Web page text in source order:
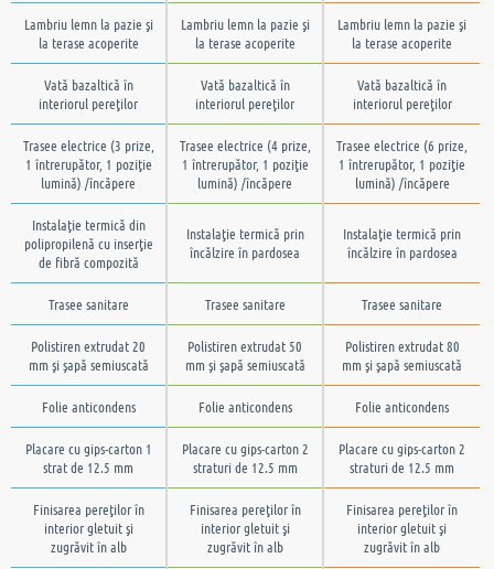
Lambriu lemn la pazie şi
la terase acoperite
Lambriu lemn la pazie şi
la terase acoperite
Lambriu lemn la pazie şi
la terase acoperite
Vată bazaltică în
interiorul pereţilor
Vată bazaltică în
interiorul pereţilor
Vată bazaltică în
interiorul pereţilor
Trasee electrice (3 prize,
1 întrerupător, 1 poziţie
lumină) /încăpere
Trasee electrice (4 prize,
1 întrerupător, 1 poziţie
lumină) /încăpere
Trasee electrice (6 prize,
1 întrerupător, 1 poziţie
lumină) /încăpere
Instalaţie termică din
polipropilenă cu inserţie
de fibră compozită
Instalaţie termică prin
încălzire în pardosea
Instalaţie termică prin
încălzire în pardosea
Trasee sanitare Trasee sanitare Trasee sanitare
Polistiren extrudat 20
mm şi şapă semiuscată
Polistiren extrudat 50
mm şi şapă semiuscată
Polistiren extrudat 80
mm şi şapă semiuscată
Folie anticondens Folie anticondens Folie anticondens
Placare cu gips-carton 1
strat de 12.5 mm
Placare cu gips-carton 2
straturi de 12.5 mm
Placare cu gips-carton 2
straturi de 12.5 mm
Finisarea pereţilor în
interior gletuit şi
zugrăvit în alb
Finisarea pereţilor în
interior gletuit şi
zugrăvit în alb
Finisarea pereţilor în
interior gletuit şi
zugrăvit în alb